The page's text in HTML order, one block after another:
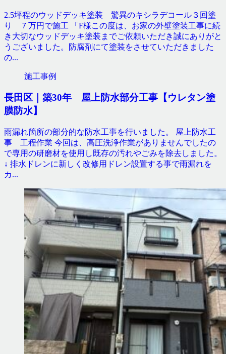
2.5坪程のウッドデッキ塗装 驚異のキシラデコール３回塗
り ７万円で施工 「F様この度は、お家の外壁塗装工事に続
き大切なウッドデッキ塗装までご依頼いただき誠にありがと
うございました。防腐剤にて塗装をさせていただきました
の...
施工事例
長田区｜築30年 屋上防水部分工事【ウレタン塗
膜防水】
雨漏れ箇所の部分的な防水工事を行いました。 屋上防水工
事 工程作業 今回は、高圧洗浄作業がありませんでしたの
で専用の研磨材を使用し既存の汚れやごみを除去しました。
↓ 排水ドレンに新しく改修用ドレン設置する事で雨漏れを
カ...